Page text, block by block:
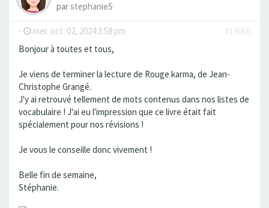
parstephanieS
- mer. oct. 02, 2024 3:58 pm
#19066
Bonjour à toutes et tous,
Je viens de terminer la lecture de Rouge karma, de Jean-
Christophe Grangé.
J'y ai retrouvé tellement de mots contenus dans nos listes de
vocabulaire ! J'ai eu l'impression que ce livre était fait
spécialement pour nos révisions !
Je vous le conseille donc vivement !
Belle fin de semaine,
Stéphanie.